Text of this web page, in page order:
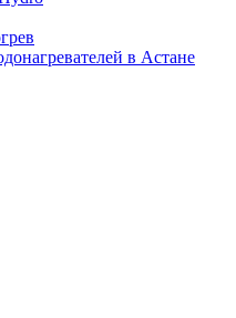
в Астане